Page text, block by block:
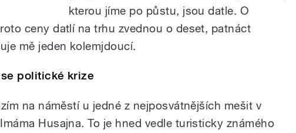
kterou jíme po půstu, jsou datle. O
ceny datlí na trhu zvednou o deset, patnáct
mě jeden kolemjdoucí.
politické krize
na náměstí u jedné z nejposvátnějších mešit v
Husajna. To je hned vedle turisticky známého